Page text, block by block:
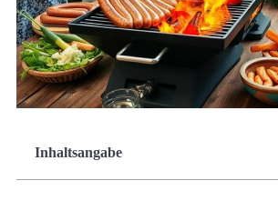
Inhaltsangabe